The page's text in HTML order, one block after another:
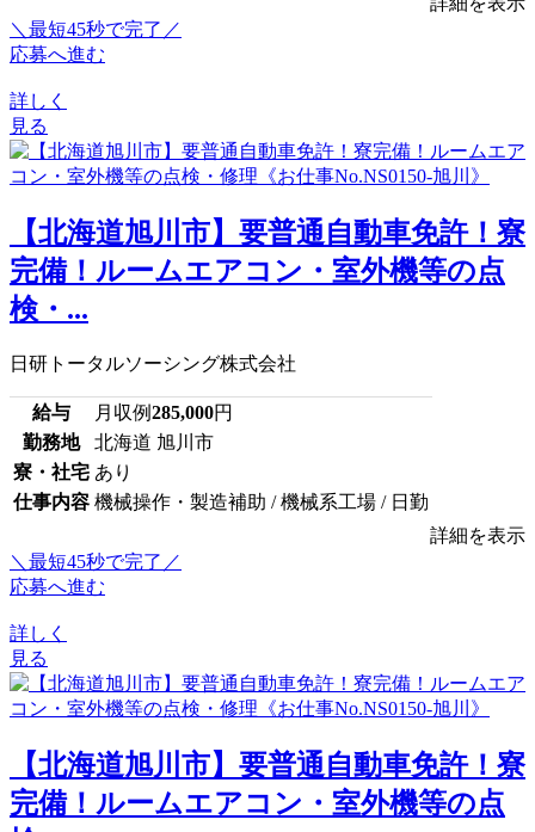
＼最短45秒で完了／
応募へ進む
詳しく
見る
【北海道旭川市】要普通自動車免許！寮
完備！ルームエアコン・室外機等の点
検・...
日研トータルソーシング株式会社
給与 月収例285,000円
勤務地
北海道 旭川市
寮・社宅 あり
仕事内容 機械操作・製造補助 / 機械系工場 / 日勤
詳細を表示
＼最短45秒で完了／
応募へ進む
詳しく
見る
【北海道旭川市】要普通自動車免許！寮
完備！ルームエアコン・室外機等の点